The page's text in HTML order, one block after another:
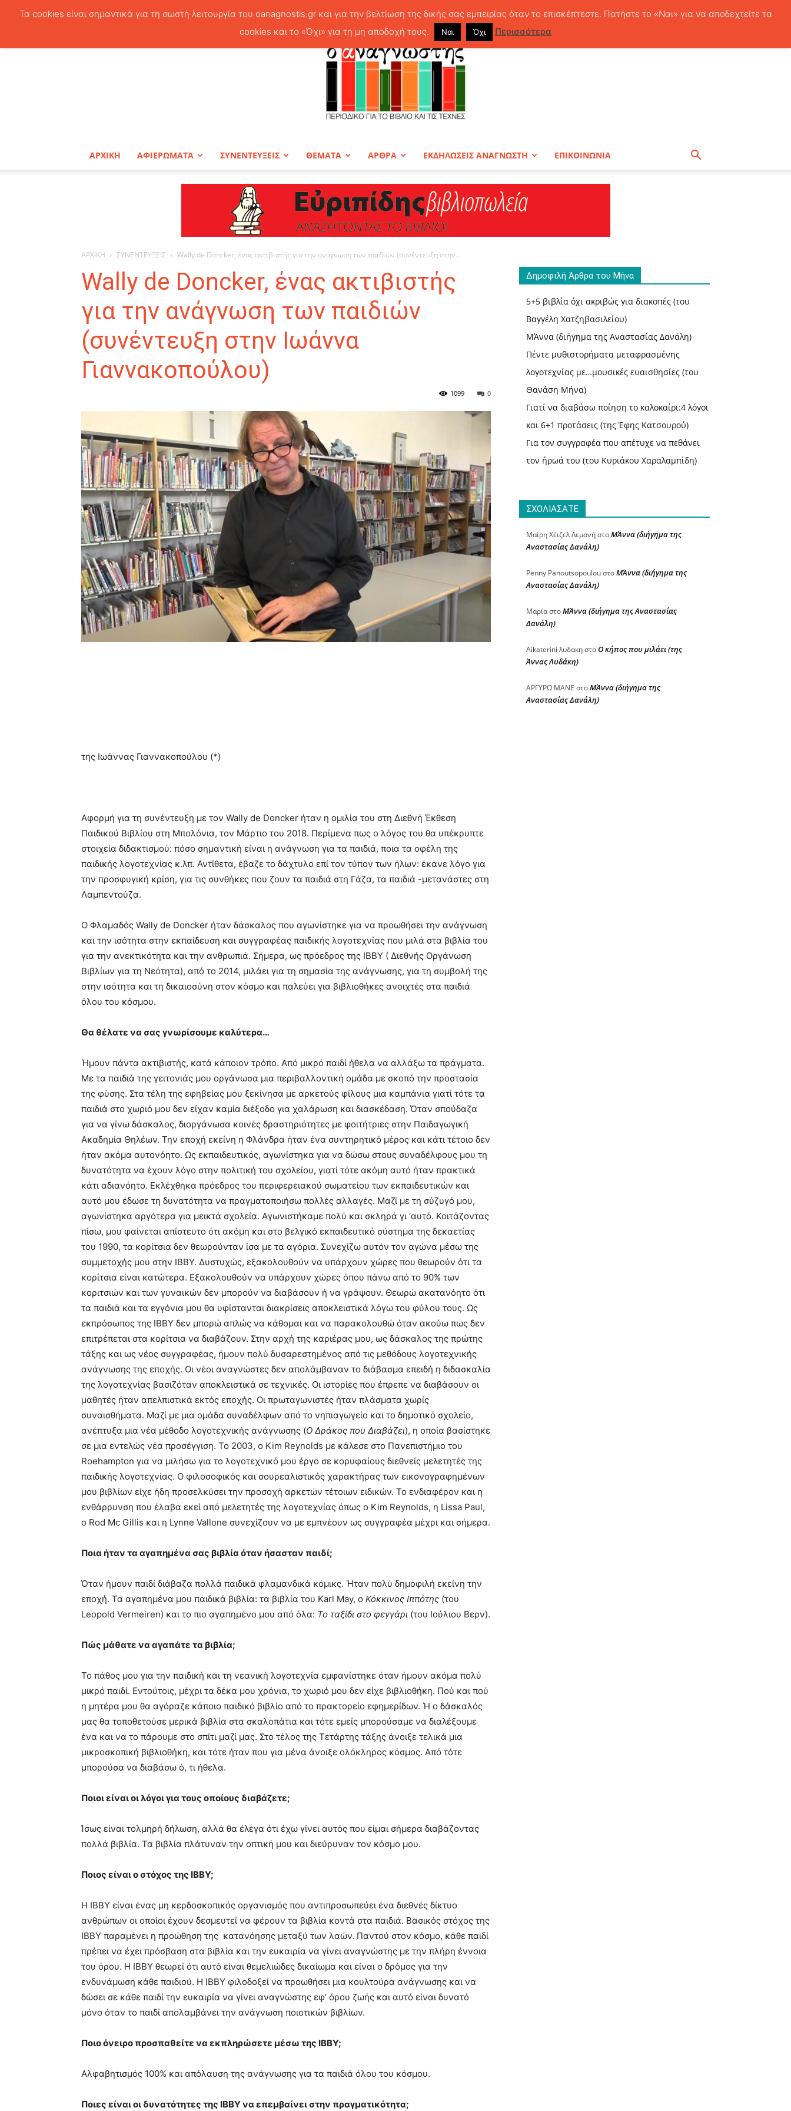
Σάββατο, 8 Αυγούστου, 2026
Ο
ΤΟ
ΒΙΒΛΙΟ
ΑΡΧΙΚΗ ΑΦΙΕΡΩΜΑΤΑ ΣΥΝΕΝΤΕΥΞΕΙΣ ΘΕΜΑΤΑ ΑΡΘΡΑ ΕΚΔΗΛΩΣΕΙΣ ΑΝΑΓΝΩΣΤΗ ΕΠΙΚΟΙΝΩΝΙΑ
ΑΡΧΙΚΗ ΣΥΝΕΝΤΕΥΞΕΙΣ Wally de Doncker, ένας ακτιβιστής για την ανάγνωση των παιδιών (συνέντευξη στην...
Wally de Doncker, ένας ακτιβιστής
για την ανάγνωση των παιδιών
(συνέντευξη στην Ιωάννα
Γιαννακοπούλου)
0
1099
της Ιωάννας Γιαννακοπούλου (*)
Αφορμή για τη συνέντευξη με τον Wally de Doncker ήταν η ομιλία του στη Διεθνή Έκθεση
Παιδικού Βιβλίου στη Μπολόνια, τον Μάρτιο του 2018. Περίμενα πως ο λόγος του θα υπέκρυπτε
στοιχεία διδακτισμού: πόσο σημαντική είναι η ανάγνωση για τα παιδιά, ποια τα οφέλη της
παιδικής λογοτεχνίας κ.λπ. Αντίθετα, έβαζε το δάχτυλο επί τον τύπον των ήλων: έκανε λόγο για
την προσφυγική κρίση, για τις συνθήκες που ζουν τα παιδιά στη Γάζα, τα παιδιά -μετανάστες στη
Λαμπεντούζα.
Ο Φλαμαδός Wally de Doncker ήταν δάσκαλος που αγωνίστηκε για να προωθήσει την ανάγνωση
και την ισότητα στην εκπαίδευση και συγγραφέας παιδικής λογοτεχνίας που μιλά στα βιβλία του
για την ανεκτικότητα και την ανθρωπιά. Σήμερα, ως πρόεδρος της ΙΒΒΥ ( Διεθνής Οργάνωση
Βιβλίων για τη Νεότητα), από το 2014, μιλάει για τη σημασία της ανάγνωσης, για τη συμβολή της
στην ισότητα και τη δικαιοσύνη στον κόσμο και παλεύει για βιβλιοθήκες ανοιχτές στα παιδιά
όλου του κόσμου.
Θα θέλατε να σας γνωρίσουμε καλύτερα…
Ήμουν πάντα ακτιβιστής, κατά κάποιον τρόπο. Από μικρό παιδί ήθελα να αλλάξω τα πράγματα.
Με τα παιδιά της γειτονιάς μου οργάνωσα μια περιβαλλοντική ομάδα με σκοπό την προστασία
της φύσης. Στα τέλη της εφηβείας μου ξεκίνησα με αρκετούς φίλους μια καμπάνια γιατί τότε τα
παιδιά στο χωριό μου δεν είχαν καμία διέξοδο για χαλάρωση και διασκέδαση. Όταν σπούδαζα
για να γίνω δάσκαλος, διοργάνωσα κοινές δραστηριότητες με φοιτήτριες στην Παιδαγωγική
Ακαδημία Θηλέων. Την εποχή εκείνη η Φλάνδρα ήταν ένα συντηρητικό μέρος και κάτι τέτοιο δεν
ήταν ακόμα αυτονόητο. Ως εκπαιδευτικός, αγωνίστηκα για να δώσω στους συναδέλφους μου τη
δυνατότητα να έχουν λόγο στην πολιτική του σχολείου, γιατί τότε ακόμη αυτό ήταν πρακτικά
κάτι αδιανόητο. Εκλέχθηκα πρόεδρος του περιφερειακού σωματείου των εκπαιδευτικών και
αυτό μου έδωσε τη δυνατότητα να πραγματοποιήσω πολλές αλλαγές. Μαζί με τη σύζυγό μου,
αγωνίστηκα αργότερα για μεικτά σχολεία. Αγωνιστήκαμε πολύ και σκληρά γι ‘αυτό. Κοιτάζοντας
πίσω, μου φαίνεται απίστευτο ότι ακόμη και στο βελγικό εκπαιδευτικό σύστημα της δεκαετίας
του 1990, τα κορίτσια δεν θεωρούνταν ίσα με τα αγόρια. Συνεχίζω αυτόν τον αγώνα μέσω της
συμμετοχής μου στην IBBY. Δυστυχώς, εξακολουθούν να υπάρχουν χώρες που θεωρούν ότι τα
κορίτσια είναι κατώτερα. Εξακολουθούν να υπάρχουν χώρες όπου πάνω από το 90% των
κοριτσιών και των γυναικών δεν μπορούν να διαβάσουν ή να γράψουν. Θεωρώ ακατανόητο ότι
τα παιδιά και τα εγγόνια μου θα υφίστανται διακρίσεις αποκλειστικά λόγω του φύλου τους. Ως
εκπρόσωπος της IBBY δεν μπορώ απλώς να κάθομαι και να παρακολουθώ όταν ακούω πως δεν
επιτρέπεται στα κορίτσια να διαβάζουν. Στην αρχή της καριέρας μου, ως δάσκαλος της πρώτης
τάξης και ως νέος συγγραφέας, ήμουν πολύ δυσαρεστημένος από τις μεθόδους λογοτεχνικής
ανάγνωσης της εποχής. Οι νέοι αναγνώστες δεν απολάμβαναν το διάβασμα επειδή η διδασκαλία
της λογοτεχνίας βασιζόταν αποκλειστικά σε τεχνικές. Οι ιστορίες που έπρεπε να διαβάσουν οι
μαθητές ήταν απελπιστικά εκτός εποχής. Οι πρωταγωνιστές ήταν πλάσματα χωρίς
συναισθήματα. Μαζί με μια ομάδα συναδέλφων από το νηπιαγωγείο και το δημοτικό σχολείο,
ανέπτυξα μια νέα μέθοδο λογοτεχνικής ανάγνωσης (Ο Δράκος που Διαβάζει), η οποία βασίστηκε
σε μια εντελώς νέα προσέγγιση. Το 2003, ο Kim Reynolds με κάλεσε στο Πανεπιστήμιο του
Roehampton για να μιλήσω για το λογοτεχνικό μου έργο σε κορυφαίους διεθνείς μελετητές της
παιδικής λογοτεχνίας. Ο φιλοσοφικός και σουρεαλιστικός χαρακτήρας των εικονογραφημένων
μου βιβλίων είχε ήδη προσελκύσει την προσοχή αρκετών τέτοιων ειδικών. Το ενδιαφέρον και η
ενθάρρυνση που έλαβα εκεί από μελετητές της λογοτεχνίας όπως ο Kim Reynolds, η Lissa Paul,
ο Rod Mc Gillis και η Lynne Vallone συνεχίζουν να με εμπνέουν ως συγγραφέα μέχρι και σήμερα.
Ποια ήταν τα αγαπημένα σας βιβλία όταν ήσασταν παιδί;
Όταν ήμουν παιδί διάβαζα πολλά παιδικά φλαμανδικά κόμικς. Ήταν πολύ δημοφιλή εκείνη την
εποχή. Τα αγαπημένα μου παιδικά βιβλία: τα βιβλία του Karl May, ο Κόκκινος Ιππότης (του
Leopold Vermeiren) και το πιο αγαπημένο μου από όλα: Το ταξίδι στο φεγγάρι (του Ιούλιου Βερν).
Πώς μάθατε να αγαπάτε τα βιβλία;
Το πάθος μου για την παιδική και τη νεανική λογοτεχνία εμφανίστηκε όταν ήμουν ακόμα πολύ
μικρό παιδί. Εντούτοις, μέχρι τα δέκα μου χρόνια, το χωριό μου δεν είχε βιβλιοθήκη. Πού και πού
η μητέρα μου θα αγόραζε κάποιο παιδικό βιβλίο από το πρακτορείο εφημερίδων. Ή ο δάσκαλός
μας θα τοποθετούσε μερικά βιβλία στα σκαλοπάτια και τότε εμείς μπορούσαμε να διαλέξουμε
ένα και να το πάρουμε στο σπίτι μαζί μας. Στο τέλος της Τετάρτης τάξης άνοιξε τελικά μια
μικροσκοπική βιβλιοθήκη, και τότε ήταν που για μένα άνοιξε ολόκληρος κόσμος. Από τότε
μπορούσα να διαβάσω ό, τι ήθελα.
Ποιοι είναι οι λόγοι για τους οποίους διαβάζετε;
Ίσως είναι τολμηρή δήλωση, αλλά θα έλεγα ότι έχω γίνει αυτός που είμαι σήμερα διαβάζοντας
πολλά βιβλία. Τα βιβλία πλάτυναν την οπτική μου και διεύρυναν τον κόσμο μου.
Ποιος είναι ο στόχος της IBBY;
Η IBBY είναι ένας μη κερδοσκοπικός οργανισμός που αντιπροσωπεύει ένα διεθνές δίκτυο
ανθρώπων οι οποίοι έχουν δεσμευτεί να φέρουν τα βιβλία κοντά στα παιδιά. Βασικός στόχος της
ΙΒΒΥ παραμένει η προώθηση της κατανόησης μεταξύ των λαών. Παντού στον κόσμο, κάθε παιδί
πρέπει να έχει πρόσβαση στα βιβλία και την ευκαιρία να γίνει αναγνώστης με την πλήρη έννοια
του όρου. Η IBBY θεωρεί ότι αυτό είναι θεμελιώδες δικαίωμα και είναι ο δρόμος για την
ενδυνάμωση κάθε παιδιού. Η IBBY φιλοδοξεί να προωθήσει μια κουλτούρα ανάγνωσης και να
δώσει σε κάθε παιδί την ευκαιρία να γίνει αναγνώστης εφ’ όρου ζωής και αυτό είναι δυνατό
μόνο όταν το παιδί απολαμβάνει την ανάγνωση ποιοτικών βιβλίων.
Ποιο όνειρο προσπαθείτε να εκπληρώσετε μέσω της IBBY;
Αλφαβητισμός 100% και απόλαυση της ανάγνωσης για τα παιδιά όλου του κόσμου.
Ποιες είναι οι δυνατότητες της IBBYνα επεμβαίνει στην πραγματικότητα;
Δημοφιλή Άρθρα του Μήνα
5+5 βιβλία όχι ακριβώς για διακοπές (του
Βαγγέλη Χατζηβασιλείου)
ΜΆννα (διήγημα της Αναστασίας Δανάλη)
Πέντε μυθιστορήματα μεταφρασμένης
λογοτεχνίας με…μουσικές ευαισθησίες (του
Θανάση Μήνα)
Γιατί να διαβάσω ποίηση το καλοκαίρι:4 λόγοι
και 6+1 προτάσεις (της Έφης Κατσουρού)
Για τον συγγραφέα που απέτυχε να πεθάνει
τον ήρωά του (του Κυριάκου Χαραλαμπίδη)
ΣΧΟΛΙΑΣΑΤΕ
Μαίρη Χέιζελ ΛεμονήστοΜΆννα (διήγημα της
Αναστασίας Δανάλη)
Penny PanoutsopoulouστοΜΆννα (διήγημα της
Αναστασίας Δανάλη)
ΜαρίαστοΜΆννα (διήγημα της Αναστασίας
Δανάλη)
Aikaterini λυδακηστοΟ κήπος που μιλάει (της
Άννας Λυδάκη)
ΑΡΓΥΡΩ ΜΑΝΕ στοΜΆννα (διήγημα της
Αναστασίας Δανάλη)
Τα cookies είναι σημαντικά για τη σωστή λειτουργία του oanagnostis.gr και για την βελτίωση της δικής σας εμπειρίας όταν το επισκέπτεστε. Πατήστε το «Ναι» για να αποδεχτείτε τα
cookies και το «Όχι» για τη μη αποδοχή τους.
Ναι Όχι Περισσότερα